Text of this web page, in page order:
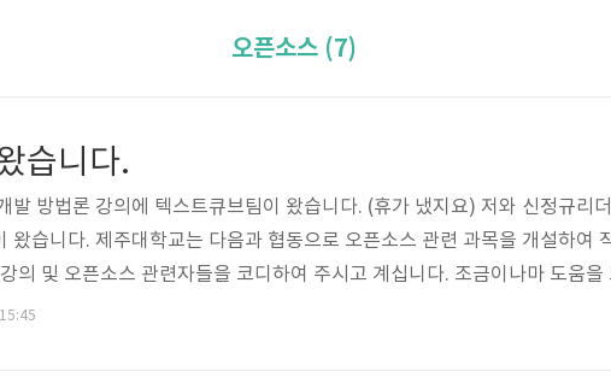
오픈소스 (7)
습니다.
발 방법론 강의에 텍스트큐브팀이 왔습니다. (휴가 냈지요) 저와 신정규리
습니다. 제주대학교는 다음과 협동으로 오픈소스 관련 과목을 개설하여
의 및 오픈소스 관련자들을 코디하여 주시고 계십니다. 조금이나마 도움을